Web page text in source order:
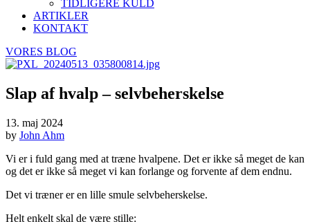
TIDLIGERE KULD
ARTIKLER
KONTAKT
VORES BLOG
Slap af hvalp – selvbeherskelse
13. maj 2024
by John Ahm
Vi er i fuld gang med at træne hvalpene. Det er ikke så meget de kan
og det er ikke så meget vi kan forlange og forvente af dem endnu.
Det vi træner er en lille smule selvbeherskelse.
Helt enkelt skal de være stille: